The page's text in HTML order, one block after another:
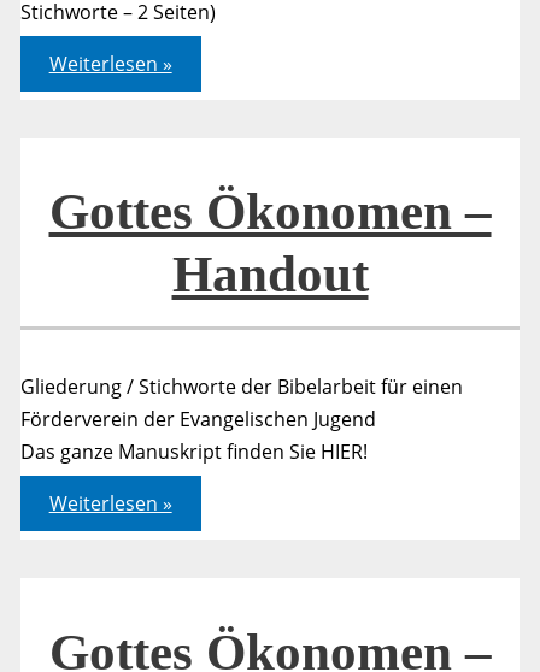
Stichworte – 2 Seiten)
Gottes
Ökonomen
–
Weiterlesen »
Gottes Ökonomen –
Handout
Gliederung / Stichworte der Bibelarbeit für einen
Förderverein der Evangelischen Jugend
Das ganze Manuskript finden Sie HIER!
Gottes
Ökonomen
–
Weiterlesen »
Gottes Ökonomen –